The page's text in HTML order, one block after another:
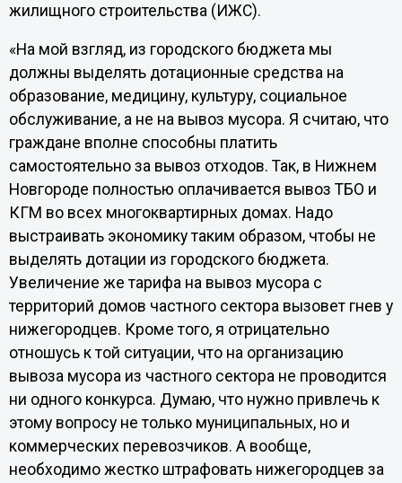
жилищного строительства (ИЖС).
«На мой взгляд, из городского бюджета мы
должны выделять дотационные средства на
образование, медицину, культуру, социальное
обслуживание, а не на вывоз мусора. Я считаю, что
граждане вполне способны платить
самостоятельно за вывоз отходов. Так, в Нижнем
Новгороде полностью оплачивается вывоз ТБО и
КГМ во всех многоквартирных домах. Надо
выстраивать экономику таким образом, чтобы не
выделять дотации из городского бюджета.
Увеличение же тарифа на вывоз мусора с
территорий домов частного сектора вызовет гнев у
нижегородцев. Кроме того, я отрицательно
отношусь к той ситуации, что на организацию
вывоза мусора из частного сектора не проводится
ни одного конкурса. Думаю, что нужно привлечь к
этому вопросу не только муниципальных, но и
коммерческих перевозчиков. А вообще,
необходимо жестко штрафовать нижегородцев за